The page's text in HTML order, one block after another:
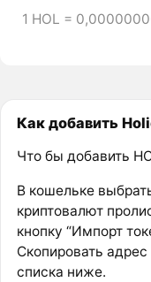
1 HOL =
Как добавить
Что бы добавить
В кошельке
криптовалют
кнопку “Импорт
Скопировать
списка ниже.